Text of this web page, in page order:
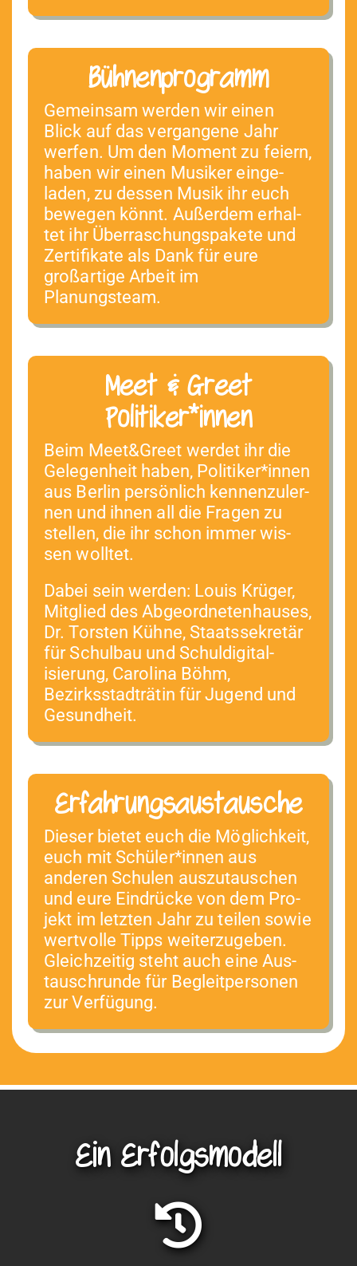
Bühnenprogramm
Gemein­sam wer­den wir einen
Blick auf das ver­gan­gene Jahr
wer­fen. Um den Moment zu feiern,
haben wir einen Musik­er ein­ge­
laden, zu dessen Musik ihr euch
bewe­gen kön­nt. Außer­dem erhal­
tet ihr Über­raschungspakete und
Zer­ti­fikate als Dank für eure
großar­tige Arbeit im
Planungsteam.
Meet & Greet
Politiker*innen
Beim Meet&Greet werdet ihr die
Gele­gen­heit haben, Politiker*innen
aus Berlin per­sön­lich ken­nen­zuler­
nen und ihnen all die Fra­gen zu
stellen, die ihr schon immer wis­
sen wolltet.
Dabei sein wer­den: Louis Krüger,
Mit­glied des Abge­ord­neten­haus­es,
Dr. Torsten Kühne, Staatssekretär
für Schul­bau und Schuldig­i­tal­
isierung, Car­oli­na Böhm,
Bezirksstadträtin für Jugend und
Gesundheit.
Erfahrungsaustausche
Dieser bietet euch die Möglichkeit,
euch mit Schüler*innen aus
anderen Schulen auszu­tauschen
und eure Ein­drücke von dem Pro­
jekt im let­zten Jahr zu teilen sowie
wertvolle Tipps weit­erzugeben.
Gle­ichzeit­ig ste­ht auch eine Aus­
tauschrunde für Begleit­per­so­n­en
zur Verfügung.
Ein Erfolgsmodell